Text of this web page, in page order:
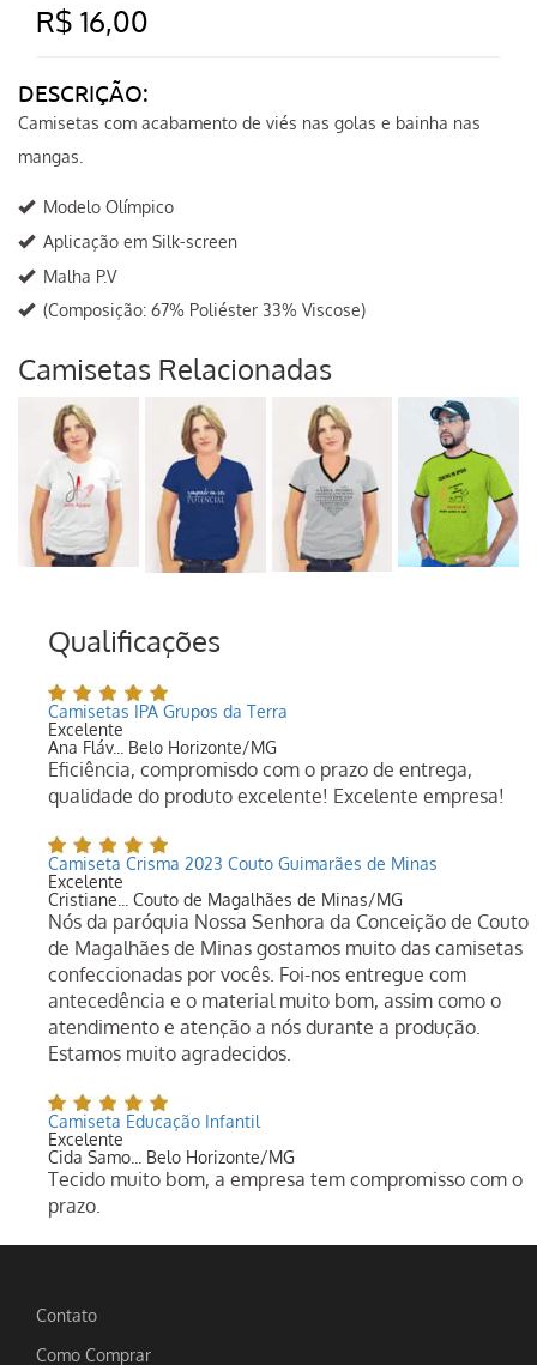
R$ 16,00
DESCRIÇÃO:
Camisetas com acabamento de viés nas golas e bainha nas
mangas.
Modelo Olímpico
Aplicação em Silk-screen
Malha P.V
(Composição: 67% Poliéster 33% Viscose)
Camisetas Relacionadas
Qualificações
Camisetas IPA Grupos da Terra
Excelente
Ana Fláv... Belo Horizonte/MG
Eficiência, compromisdo com o prazo de entrega,
qualidade do produto excelente! Excelente empresa!
Camiseta Crisma 2023 Couto Guimarães de Minas
Excelente
Cristiane... Couto de Magalhães de Minas/MG
Nós da paróquia Nossa Senhora da Conceição de Couto
de Magalhães de Minas gostamos muito das camisetas
confeccionadas por vocês. Foi-nos entregue com
antecedência e o material muito bom, assim como o
atendimento e atenção a nós durante a produção.
Estamos muito agradecidos.
Camiseta Educação Infantil
Excelente
Cida Samo... Belo Horizonte/MG
Tecido muito bom, a empresa tem compromisso com o
prazo.
Contato
Como Comprar